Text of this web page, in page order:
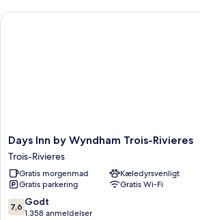
udsigt
til
Days
Inn
by
Wyndham
Trois-
Rivieres
Trois-
Days Inn by Wyndham Trois-Rivieres
Trois-Rivieres
Gratis morgenmad
Kæledyrsvenligt
Gratis parkering
Gratis Wi-Fi
7.6
ud
7,6 Godt
1.358 anmeldelser
Days Inn by Wyndham Trois-Rivieres